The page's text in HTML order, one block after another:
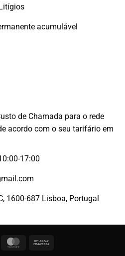
acumulável
de Chamada para o rede
acordo com o seu tarifário em
17:00
1600-687 Lisboa, Portugal
MasterCard